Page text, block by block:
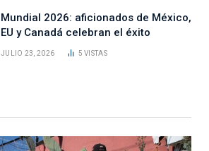
Mundial 2026: aficionados de México,
EU y Canadá celebran el éxito
JULIO 23, 2026 5VISTAS